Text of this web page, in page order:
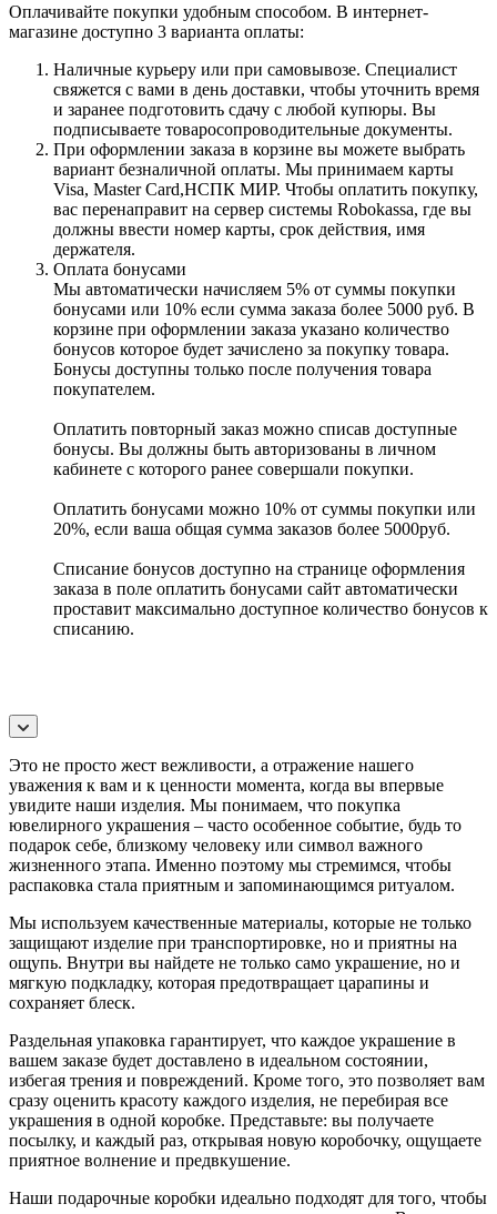
Оплачивайте покупки удобным способом. В интернет-
магазине доступно 3 варианта оплаты:
Наличные курьеру или при самовывозе. Специалист
свяжется с вами в день доставки, чтобы уточнить время
и заранее подготовить сдачу с любой купюры. Вы
подписываете товаросопроводительные документы.
При оформлении заказа в корзине вы можете выбрать
вариант безналичной оплаты. Мы принимаем карты
Visa, Master Card,НСПК МИР. Чтобы оплатить покупку,
вас перенаправит на сервер системы Robokassa, где вы
должны ввести номер карты, срок действия, имя
держателя.
Оплата бонусами
Мы автоматически начисляем 5% от суммы покупки
бонусами или 10% если сумма заказа более 5000 руб. В
корзине при оформлении заказа указано количество
бонусов которое будет зачислено за покупку товара.
Бонусы доступны только после получения товара
покупателем.
Оплатить повторный заказ можно списав доступные
бонусы. Вы должны быть авторизованы в личном
кабинете с которого ранее совершали покупки.
Оплатить бонусами можно 10% от суммы покупки или
20%, если ваша общая сумма заказов более 5000руб.
Списание бонусов доступно на странице оформления
заказа в поле оплатить бонусами сайт автоматически
проставит максимально доступное количество бонусов к
списанию.
Это не просто жест вежливости, а отражение нашего
уважения к вам и к ценности момента, когда вы впервые
увидите наши изделия. Мы понимаем, что покупка
ювелирного украшения – часто особенное событие, будь то
подарок себе, близкому человеку или символ важного
жизненного этапа. Именно поэтому мы стремимся, чтобы
распаковка стала приятным и запоминающимся ритуалом.
Мы используем качественные материалы, которые не только
защищают изделие при транспортировке, но и приятны на
ощупь. Внутри вы найдете не только само украшение, но и
мягкую подкладку, которая предотвращает царапины и
сохраняет блеск.
Раздельная упаковка гарантирует, что каждое украшение в
вашем заказе будет доставлено в идеальном состоянии,
избегая трения и повреждений. Кроме того, это позволяет вам
сразу оценить красоту каждого изделия, не перебирая все
украшения в одной коробке. Представьте: вы получаете
посылку, и каждый раз, открывая новую коробочку, ощущаете
приятное волнение и предвкушение.
Наши подарочные коробки идеально подходят для того, чтобы